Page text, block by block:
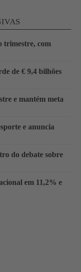
trimestre, com
de € 9,4 bilhões
e mantém meta
e anuncia
do debate sobre
em 11,2% e